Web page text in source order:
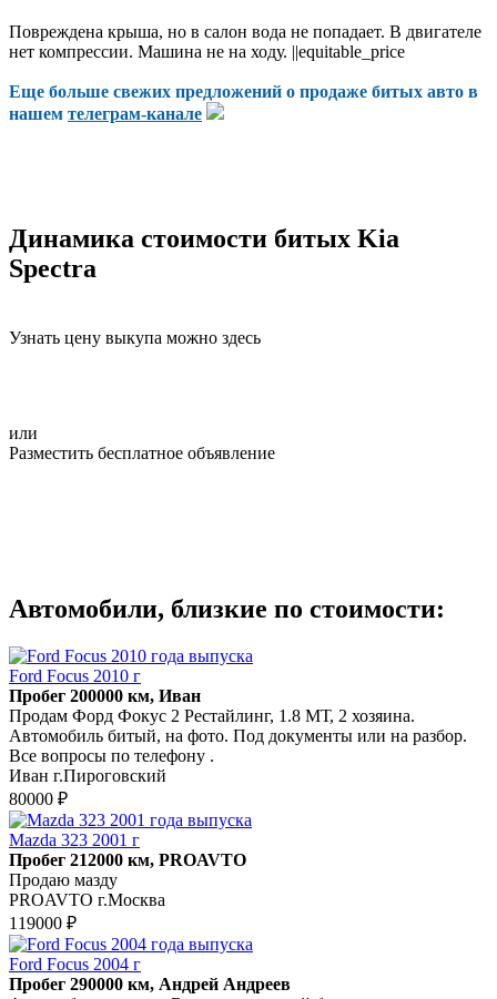
Повреждена крыша, но в салон вода не попадает. В двигателе
нет компрессии. Машина не на ходу. ||equitable_price
Еще больше свежих предложений о продаже битых авто в
нашем телеграм-канале
Динамика стоимости битых Kia
Spectra
Узнать цену выкупа можно здесь
или
Разместить бесплатное объявление
Автомобили, близкие по стоимости:
Ford Focus 2010 г
Пробег 200000 км, Иван
Продам Форд Фокус 2 Рестайлинг, 1.8 МТ, 2 хозяина.
Автомобиль битый, на фото. Под документы или на разбор.
Все вопросы по телефону .
Иван г.Пироговский
80000 ₽
Mazda 323 2001 г
Пробег 212000 км, PROAVTO
Продаю мазду
PROAVTO г.Москва
119000 ₽
Ford Focus 2004 г
Пробег 290000 км, Андрей Андреев